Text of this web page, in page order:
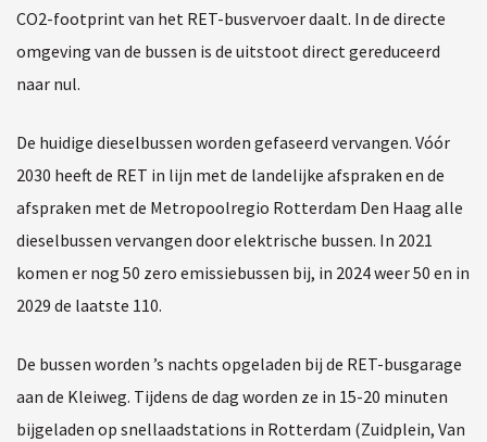
CO2-footprint van het RET-busvervoer daalt. In de directe
omgeving van de bussen is de uitstoot direct gereduceerd
naar nul.
De huidige dieselbussen worden gefaseerd vervangen. Vóór
2030 heeft de RET in lijn met de landelijke afspraken en de
afspraken met de Metropoolregio Rotterdam Den Haag alle
dieselbussen vervangen door elektrische bussen. In 2021
komen er nog 50 zero emissiebussen bij, in 2024 weer 50 en in
2029 de laatste 110.
De bussen worden ’s nachts opgeladen bij de RET-busgarage
aan de Kleiweg. Tijdens de dag worden ze in 15-20 minuten
bijgeladen op snellaadstations in Rotterdam (Zuidplein, Van